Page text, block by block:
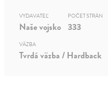
VYDAVATEĽ
Naše vojsko
POČET STRÁN
333
VÄZBA
Tvrdá väzba / Hardback